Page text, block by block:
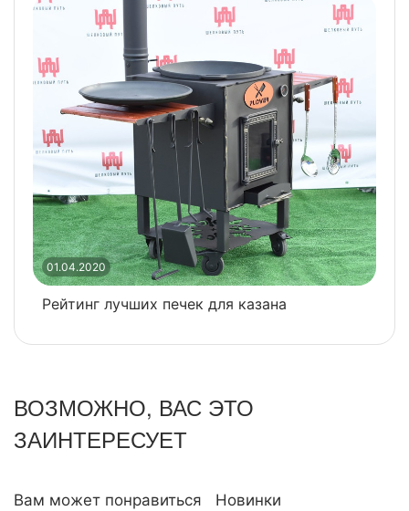
01.04.2020
Рейтинг лучших печек для казана
ВОЗМОЖНО, ВАС ЭТО
ЗАИНТЕРЕСУЕТ
Вам может понравиться Новинки